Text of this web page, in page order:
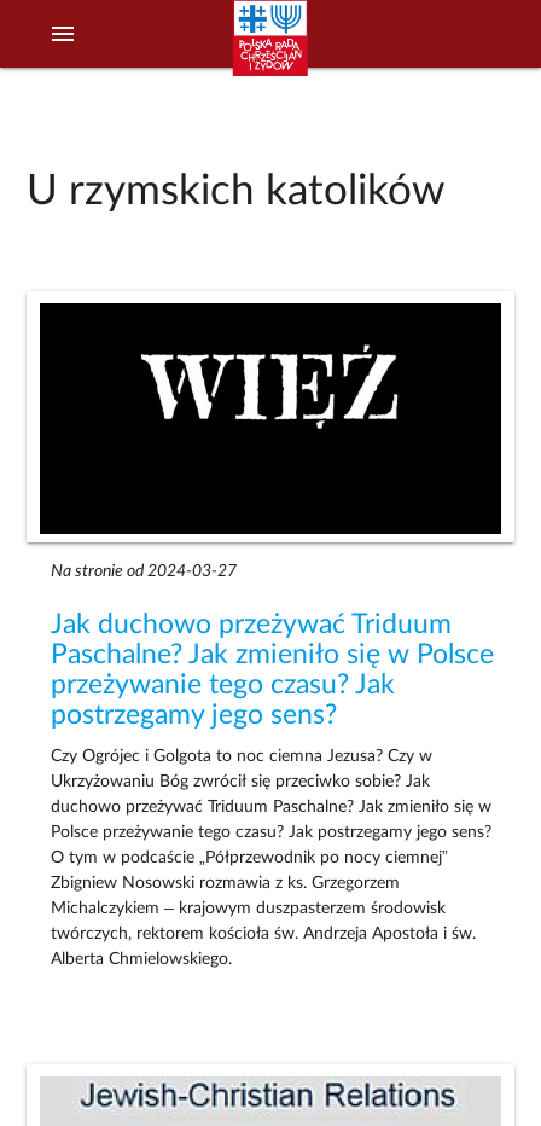
menu
U rzymskich katolików
Na stronie od 2024-03-27
Jak duchowo przeżywać Triduum
Paschalne? Jak zmieniło się w Polsce
przeżywanie tego czasu? Jak
postrzegamy jego sens?
Czy Ogrójec i Golgota to noc ciemna Jezusa? Czy w
Ukrzyżowaniu Bóg zwrócił się przeciwko sobie? Jak
duchowo przeżywać Triduum Paschalne? Jak zmieniło się w
Polsce przeżywanie tego czasu? Jak postrzegamy jego sens?
O tym w podcaście „Półprzewodnik po nocy ciemnej”
Zbigniew Nosowski rozmawia z ks. Grzegorzem
Michalczykiem – krajowym duszpasterzem środowisk
twórczych, rektorem kościoła św. Andrzeja Apostoła i św.
Alberta Chmielowskiego.